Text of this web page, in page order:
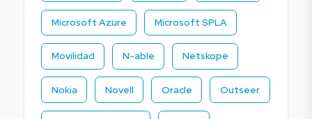
Microsoft Azure Microsoft SPLA
Movilidad N-able Netskope
Nokia Novell Oracle Outseer